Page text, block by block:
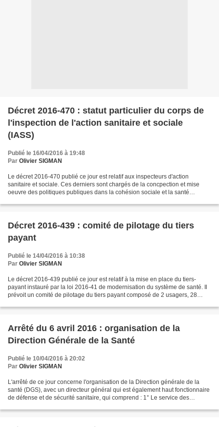
Décret 2016-470 : statut particulier du corps de
l'inspection de l'action sanitaire et sociale
(IASS)
Publié le 16/04/2016 à 19:48
Par Olivier SIGMAN
Le décret 2016-470 publié ce jour est relatif aux inspecteurs d'action
sanitaire et sociale. Ces derniers sont chargés de la concpection et mise
oeuvre des politiques publiques dans la cohésion sociale et la santé
Décret 2016-439 : comité de pilotage du tiers
payant
Publié le 14/04/2016 à 10:38
Par Olivier SIGMAN
Le décret 2016-439 publié ce jour est relatif à la mise en place du tiers-
payant instauré par la loi 2016-41 de modernisation du système de santé. Il
prévoit un comité de pilotage du tiers payant composé de 2 usagers, 28
Arrêté du 6 avril 2016 : organisation de la
Direction Générale de la Santé
Publié le 10/04/2016 à 20:02
Par Olivier SIGMAN
L'arrêté de ce jour concerne l'organisation de la Direction générale de la
santé (DGS), avec un directeur général qui est également haut fonctionnaire
de défense et de sécurité sanitaire, qui comprend : 1° Le service des